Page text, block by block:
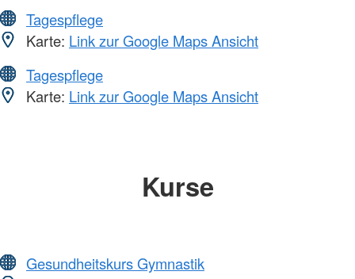
Tagespflege
Karte: Link zur Google Maps Ansicht
Tagespflege
Karte: Link zur Google Maps Ansicht
Kurse
Gesundheitskurs Gymnastik